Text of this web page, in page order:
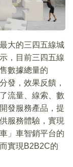
大的三四五線城
，目前三四五線
數據總量的
發，效果反饋，
流量、線索、數
發服務產品，提
服務體驗，實現
」車智銷平台的
實現B2B2C的